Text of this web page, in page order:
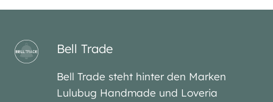
Bell Trade
Bell Trade steht hinter den Marken
Lulubug Handmade und Loveria